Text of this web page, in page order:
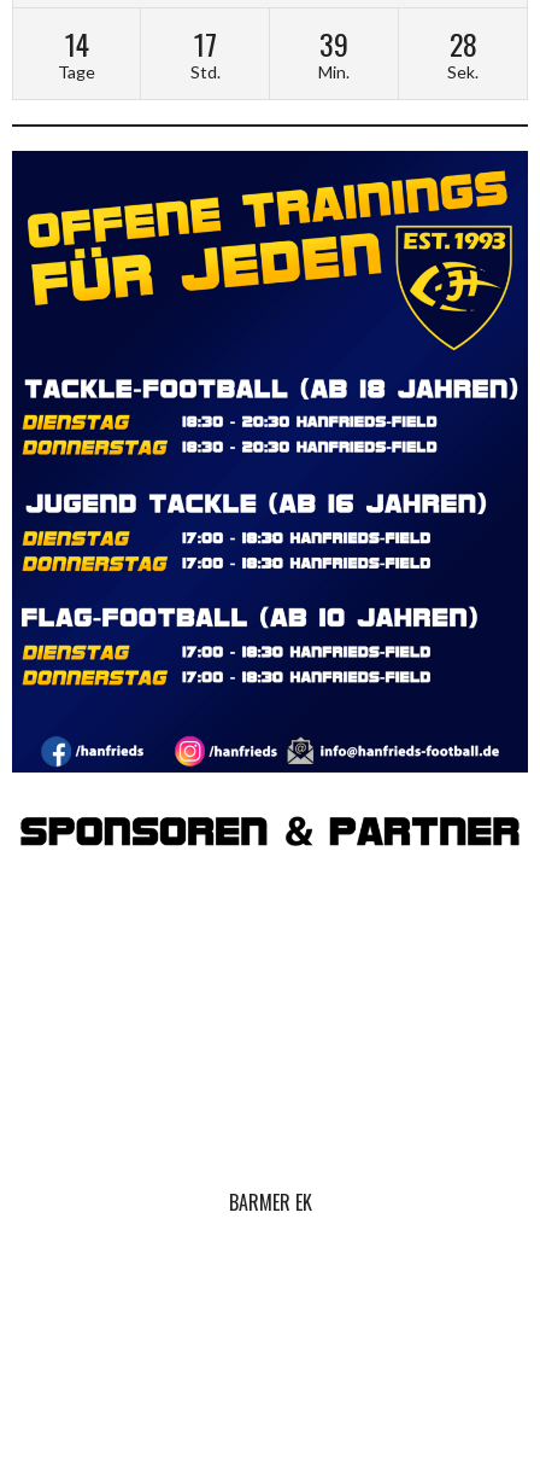
14
Tage
17
Std.
39
Min.
27
Sek.
BARMER EK